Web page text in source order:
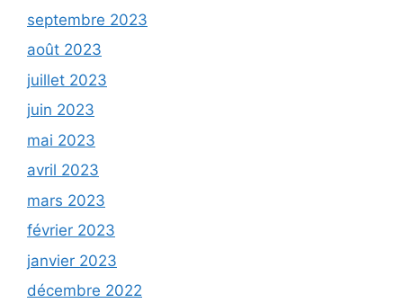
septembre 2023
août 2023
juillet 2023
juin 2023
mai 2023
avril 2023
mars 2023
février 2023
janvier 2023
décembre 2022